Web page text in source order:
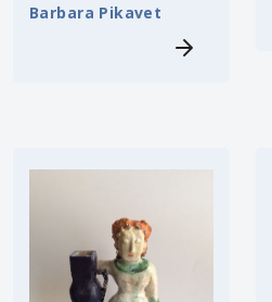
Barbara Pikavet